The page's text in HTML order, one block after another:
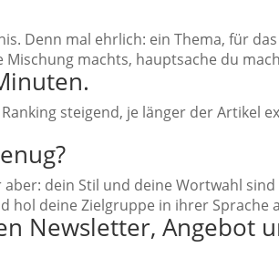
Denn mal ehrlich: ein Thema, für
machts, hauptsache du
steigend, je länger der Artikel
dein Stil und deine Wortwahl
hol deine Zielgruppe in ihrer Sprache
Newsletter, Angebot